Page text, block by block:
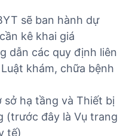
sẽ ban hành dự
kê khai giá
dẫn các quy định liên
khám, chữa bệnh
sở hạ tầng và Thiết bị
(trước đây là Vụ trang
tế)